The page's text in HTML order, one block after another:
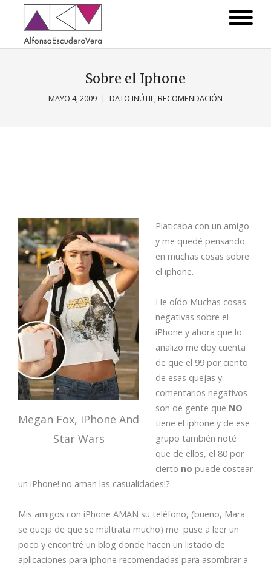
Sobre el Iphone
MAYO 4, 2009 DATO INÚTIL,RECOMENDACIÓN
Megan Fox, iPhone And
Star Wars
Platicaba con un amigo
y me quedé pensando
en muchas cosas sobre
el iphone.
He oído Muchas cosas
negativas sobre el
iPhone y ahora que lo
analizo me doy cuenta
de que el 99 por ciento
de esas quejas y
comentarios negativos
son de gente que NO
tiene el iphone y de ese
grupo también noté
que de ellos, el 80 por
cierto no puede costear
un iPhone! no aman las casualidades!?
Mis amigos con iPhone AMAN su teléfono, (bueno, Mara
se queja de que se maltrata mucho) me puse a leer un
poco y encontré un blog donde hacen un listado de
aplicaciones para iphone recomendadas para asombrar a